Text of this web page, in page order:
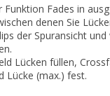
Fades in
denen Sie
der Spuransicht
Lücken füllen,
Lücke (max.) fest.